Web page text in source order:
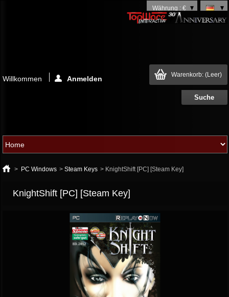
Währung : €
Warenkorb: (Leer)
Willkommen Anmelden
> PC Windows > Steam Keys > KnightShift [PC] [Steam Key]
KnightShift [PC] [Steam Key]